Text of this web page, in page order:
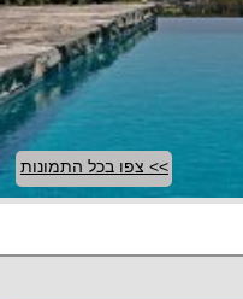
>> צפו בכל התמונות